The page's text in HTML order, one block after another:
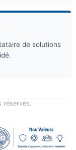
de solutions
réservés.